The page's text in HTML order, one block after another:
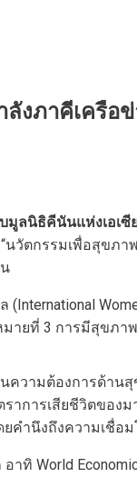
งภาคีเครื
ลนิธิคีนันแห่งเอเ
วัตกรรมเพื่อสุขภ
หมายที่ 3 การมีสุข
วามต้องการด้าน
าการเสียชีวิตของ
ยคำนึงถึงความเชื่
World